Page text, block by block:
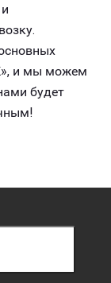
и мы можем
будет